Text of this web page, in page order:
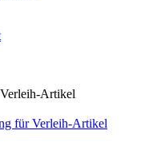
Artikel
für Verleih-Artikel